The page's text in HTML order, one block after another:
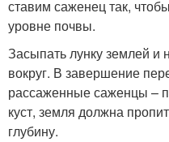
ставим саженец так,
уровне почвы.
Засыпать лунку землей и
вокруг. В завершение
рассаженные саженцы –
куст, земля должна
глубину.